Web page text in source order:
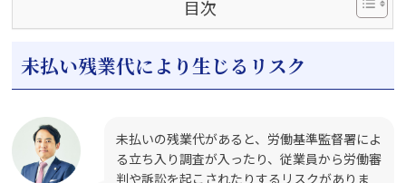
目次
未払い残業代により生じるリスク
未払いの残業代があると、労働基準監督署によ
る立ち入り調査が入ったり、従業員から労働審
判や訴訟を起こされたりするリスクがありま